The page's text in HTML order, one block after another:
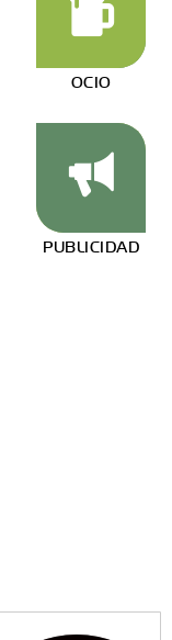
OCIO
PUBLICIDAD